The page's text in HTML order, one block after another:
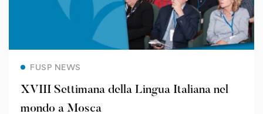
FUSP NEWS
XVIII Settimana della Lingua Italiana nel
mondo a Mosca